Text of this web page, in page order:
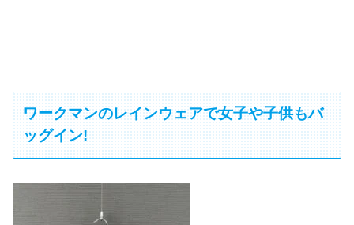
ワークマンのレインウェアで女子や子供もバ
ッグイン!